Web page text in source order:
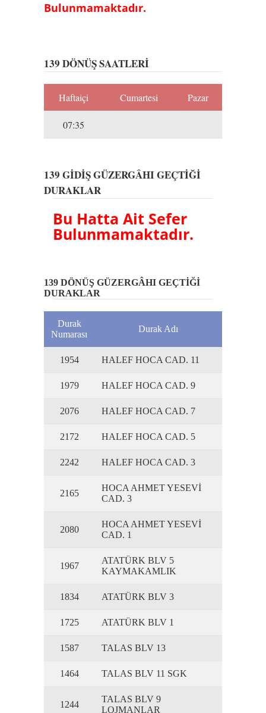
Bulunmamaktadır.
139 DÖNÜŞ SAATLERİ
Haftaiçi Cumartesi Pazar
07:35
139 GİDİŞ GÜZERGÂHI GEÇTİĞİ
DURAKLAR
Bu Hatta Ait Sefer
Bulunmamaktadır.
139 DÖNÜŞ GÜZERGÂHI GEÇTİĞİ
DURAKLAR
Durak
Numarası
Durak Adı
1954 HALEF HOCA CAD. 11
1979 HALEF HOCA CAD. 9
2076 HALEF HOCA CAD. 7
2172 HALEF HOCA CAD. 5
2242 HALEF HOCA CAD. 3
2165
HOCA AHMET YESEVİ
CAD. 3
2080
HOCA AHMET YESEVİ
CAD. 1
1967
ATATÜRK BLV 5
KAYMAKAMLIK
1834 ATATÜRK BLV 3
1725 ATATÜRK BLV 1
1587 TALAS BLV 13
1464 TALAS BLV 11 SGK
1244
TALAS BLV 9
LOJMANLAR